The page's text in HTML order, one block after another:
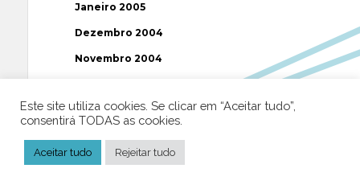
Janeiro 2005
Dezembro 2004
Novembro 2004
Setembro 2004
Julho 2004
Este site utiliza cookies. Se clicar em “Aceitar tudo”,
consentirá TODAS as cookies.
Aceitar tudo Rejeitar tudo